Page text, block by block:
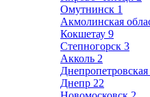
Омутнинск 1
Акмолинская
Кокшетау 9
Степногорск 3
Акколь 2
Днепропетровская
Днепр 22